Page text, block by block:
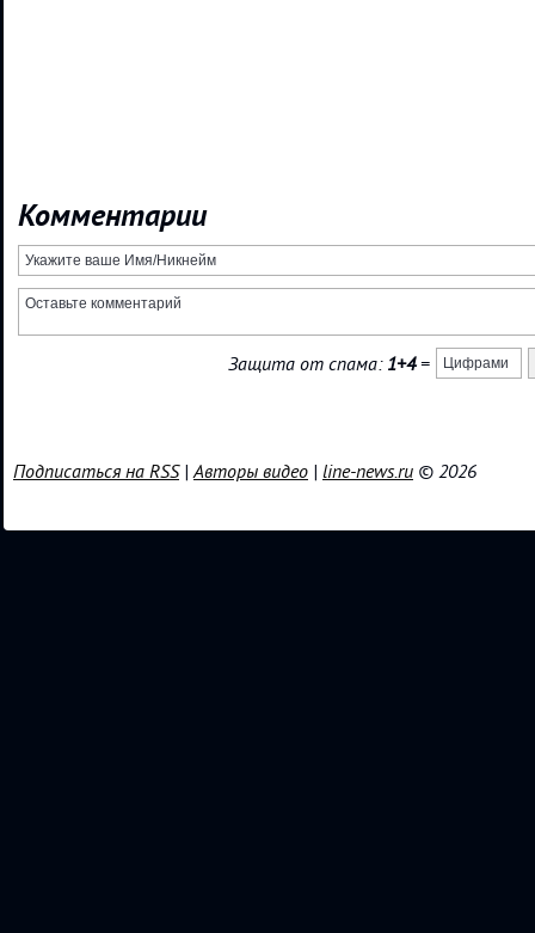
Комментарии
Защита от спама: 1+4=
Подписаться на RSS|Авторы видео | line-news.ru © 2026